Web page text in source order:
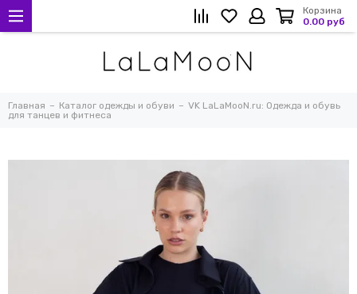
Корзина
0.00 руб
Главная Каталог одежды и обуви
VK LaLaMooN.ru: Одежда и обувь
для танцев и фитнеса